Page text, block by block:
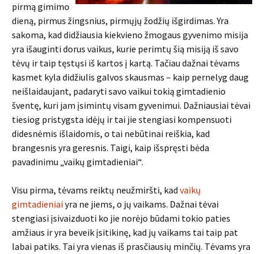
pirmą gimimo
dieną, pirmus žingsnius, pirmųjų žodžių išgirdimas. Yra
sakoma, kad didžiausia kiekvieno žmogaus gyvenimo misija
yra išauginti dorus vaikus, kurie perimtų šią misiją iš savo
tėvų ir taip tęstųsi iš kartos į kartą. Tačiau dažnai tėvams
kasmet kyla didžiulis galvos skausmas – kaip pernelyg daug
neišlaidaujant, padaryti savo vaikui tokią gimtadienio
šventę, kuri jam įsimintų visam gyvenimui. Dažniausiai tėvai
tiesiog pristygsta idėjų ir tai jie stengiasi kompensuoti
didesnėmis išlaidomis, o tai nebūtinai reiškia, kad
brangesnis yra geresnis. Taigi, kaip išspręsti bėda
pavadinimu „vaikų gimtadieniai“.
Visu pirma, tėvams reiktų neužmiršti, kad vaikų
gimtadieniaiyra ne jiems, o jų vaikams. Dažnai tėvai
stengiasi įsivaizduoti ko jie norėjo būdami tokio paties
amžiaus ir yra beveik įsitikinę, kad jų vaikams tai taip pat
labai patiks. Tai yra vienas iš prasčiausių minčių. Tėvams yra